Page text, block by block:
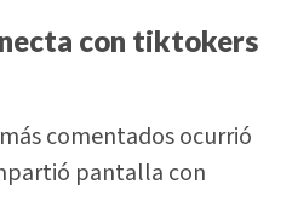
con tiktokers
comentados ocurrió
pantalla con